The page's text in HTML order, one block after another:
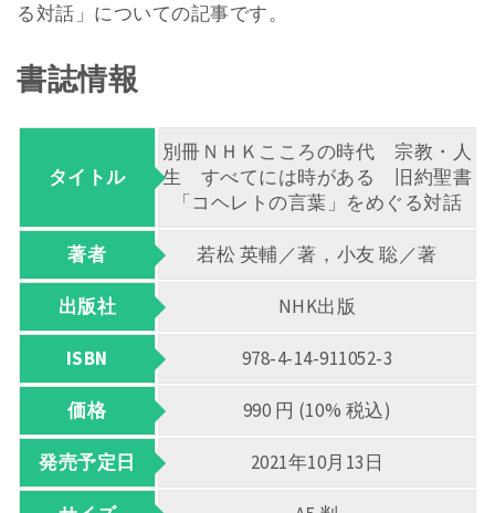
る対話」についての記事です。
書誌情報
タイトル
別冊ＮＨＫこころの時代 宗教・人
生 すべてには時がある 旧約聖書
「コヘレトの言葉」をめぐる対話
著者 若松 英輔／著，小友 聡／著
出版社 NHK出版
ISBN 978-4-14-911052-3
価格 990 円 (10% 税込)
発売予定日 2021年10月13日